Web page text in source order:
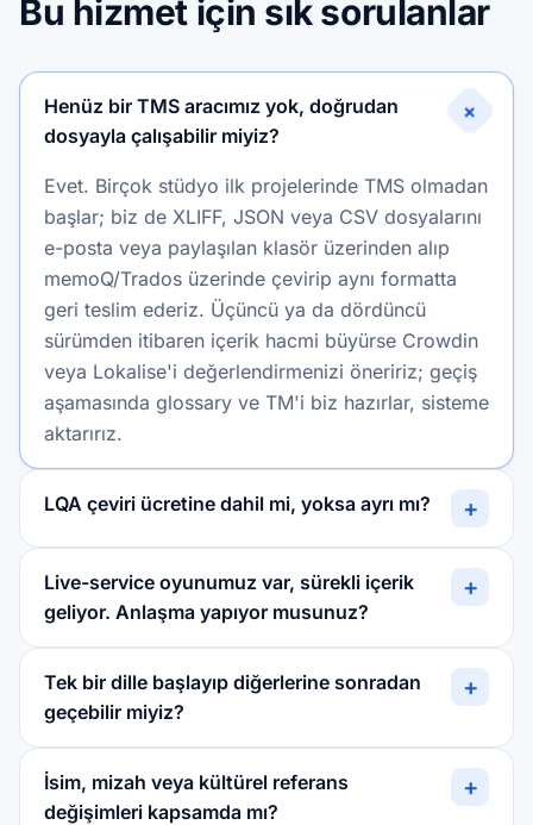
Bu hizmet için sık sorulanlar
Henüz bir TMS aracımız yok, doğrudan
dosyayla çalışabilir miyiz?
+
Evet. Birçok stüdyo ilk projelerinde TMS olmadan
başlar; biz de XLIFF, JSON veya CSV dosyalarını
e-posta veya paylaşılan klasör üzerinden alıp
memoQ/Trados üzerinde çevirip aynı formatta
geri teslim ederiz. Üçüncü ya da dördüncü
sürümden itibaren içerik hacmi büyürse Crowdin
veya Lokalise'i değerlendirmenizi öneririz; geçiş
aşamasında glossary ve TM'i biz hazırlar, sisteme
aktarırız.
LQA çeviri ücretine dahil mi, yoksa ayrı mı? +
Live-service oyunumuz var, sürekli içerik
geliyor. Anlaşma yapıyor musunuz?
+
Tek bir dille başlayıp diğerlerine sonradan
geçebilir miyiz?
+
İsim, mizah veya kültürel referans
değişimleri kapsamda mı?
+